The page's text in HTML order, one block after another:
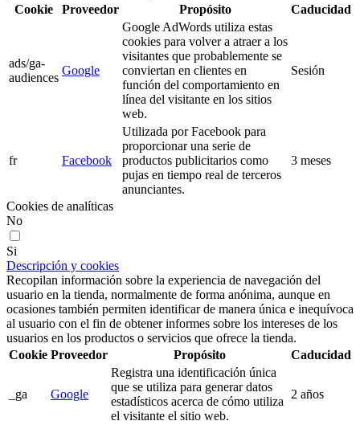
Cookie
Proveedor Propósito Caducidad
ads/ga-
audiences
Google
Google AdWords utiliza estas
cookies para volver a atraer a los
visitantes que probablemente se
conviertan en clientes en
función del comportamiento en
línea del visitante en los sitios
web.
Sesión
fr Facebook
Utilizada por Facebook para
proporcionar una serie de
productos publicitarios como
pujas en tiempo real de terceros
anunciantes.
3 meses
Cookies de analíticas
No
Si
Descripción y cookies
Recopilan información sobre la experiencia de navegación del
usuario en la tienda, normalmente de forma anónima, aunque en
ocasiones también permiten identificar de manera única e inequívoca
al usuario con el fin de obtener informes sobre los intereses de los
usuarios en los productos o servicios que ofrece la tienda.
Cookie Proveedor Propósito Caducidad
_ga Google
Registra una identificación única
que se utiliza para generar datos
estadísticos acerca de cómo utiliza
el visitante el sitio web.
2 años